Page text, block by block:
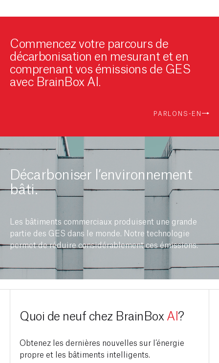
Commencez votre parcours de
décarbonisation en mesurant et en
comprenant vos émissions de GES
avec BrainBox AI.
PARLONS-EN
Décarboniser l’environnement
bâti.
Les bâtiments commerciaux produisent une grande
partie des GES dans le monde. Notre technologie
permet de réduire considérablement ces émissions.
Quoi de neuf chez BrainBox AI?
Obtenez les dernières nouvelles sur l’énergie
propre et les bâtiments intelligents.